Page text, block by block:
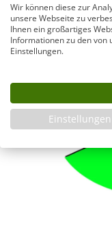
Wir können diese zur
unsere Webseite zu
Ihnen ein großartiges
Informationen zu den von
Einstellungen.
Einstellungen